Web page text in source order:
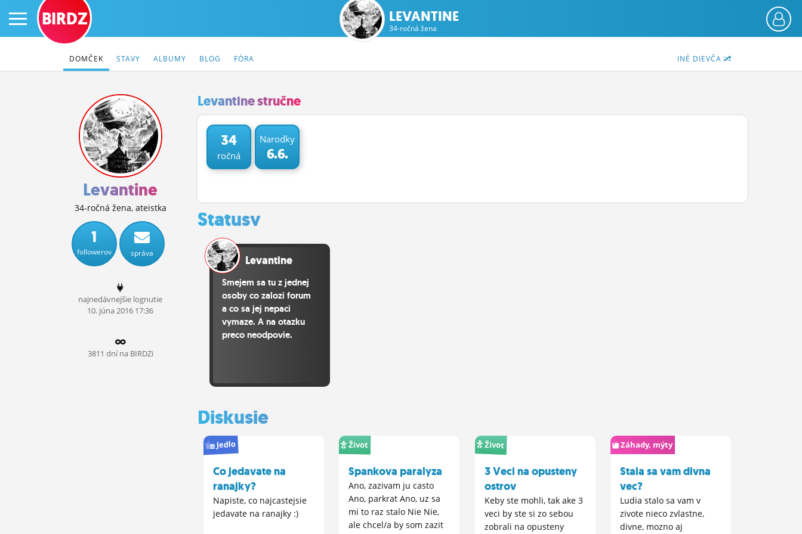
PRIHLÁS SA
ČINŽIAK
FÓRUM
STATUSY
BLOGY
OBRÁZKY
MÔJ PROFIL
ROLETA
BIRDZ LEVANTINE
34-ročná žena
INÉ DIEVČA
DOMČEK STAVY ALBUMY BLOG FÓRA
Levantine
34-ročná žena, ateistka
1
followerov správa
najnedávnejšie lognutie
10. júna2016 17:36
3811 dní na BIRDZi
Levantine stručne
34
ročná
Narodky
6.6.
Statusy
Levantine
Smejem sa tu z jednej
osoby co zalozi forum
a co sa jej nepaci
vymaze. A na otazku
preco neodpovie.
Diskusie
Jedlo
Co jedavate na
ranajky?
Napiste, co najcastejsie
jedavate na ranajky :)
Život
Spankova paralyza
Ano, zazivam ju casto
Ano, parkrat Ano, uz sa
mi to raz stalo Nie Nie,
ale chcel/a by som zazit
Život
3 Veci na opusteny
ostrov
Keby ste mohli, tak ake 3
veci by ste si zo sebou
zobrali na opusteny
Záhady, mýty
Stala sa vam divna
vec?
Ludia stalo sa vam v
zivote nieco zvlastne,
divne, mozno aj